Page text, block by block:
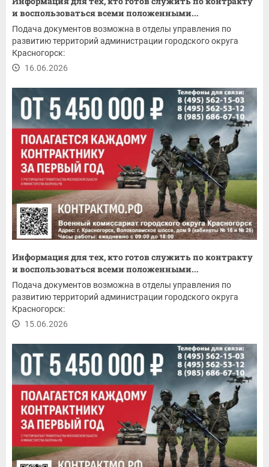
и воспользоваться всеми положенными...
Подача документов возможна в отделы управления по
развитию территорий администрации городского округа
Красногорск:
16.06.2026
Информация для тех, кто готов служить по контракту
и воспользоваться всеми положенными...
Подача документов возможна в отделы управления по
развитию территорий администрации городского округа
Красногорск:
15.06.2026